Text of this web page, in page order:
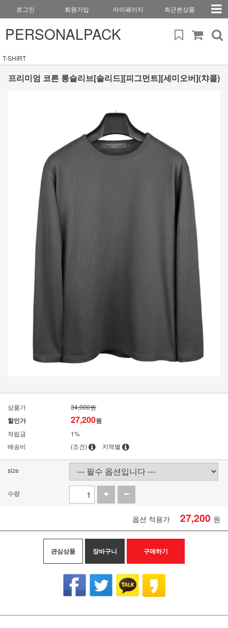
로그인 회원가입 마이페이지 최근본상품
PERSONALPACK
T-SHIRT
프리미엄 코튼 롱슬리브[솔리드][피그먼트][세미오버](챠콜)
상품가 34,000원
할인가 27,200원
적립금
1%
배송비
(조건) 지역별
size
수량
옵션 적용가 27,200 원
관심상품 장바구니 구매하기